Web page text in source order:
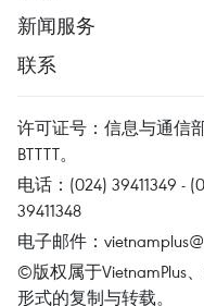
新闻服务
联系
许可证号：信息与通信
BTTTT。
电话：(024) 39411349 -
39411348
电子邮件：
©版权属于VietnamPlus
形式的复制与转载。